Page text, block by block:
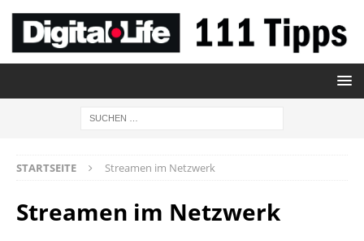
STARTSEITE Streamen im Netzwerk
Streamen im Netzwerk